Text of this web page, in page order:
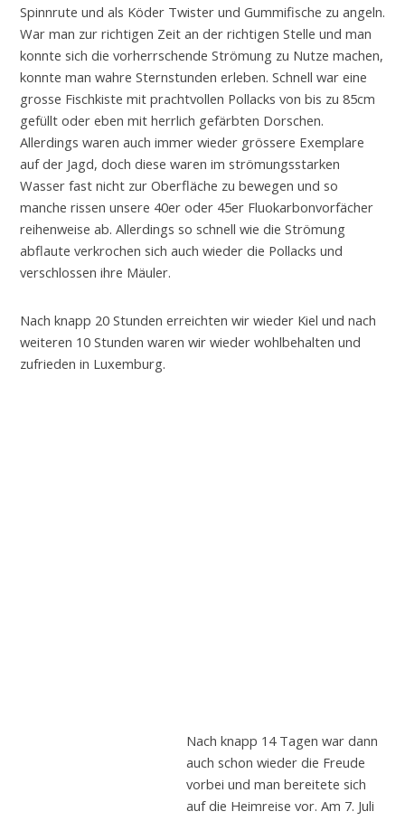
Spinnrute und als Köder Twister und Gummifische zu angeln.
War man zur richtigen Zeit an der richtigen Stelle und man
konnte sich die vorherrschende Strömung zu Nutze machen,
konnte man wahre Sternstunden erleben. Schnell war eine
grosse Fischkiste mit prachtvollen Pollacks von bis zu 85cm
gefüllt oder eben mit herrlich gefärbten Dorschen.
Allerdings waren auch immer wieder grössere Exemplare
auf der Jagd, doch diese waren im strömungsstarken
Wasser fast nicht zur Oberfläche zu bewegen und so
manche rissen unsere 40er oder 45er Fluokarbonvorfächer
reihenweise ab. Allerdings so schnell wie die Strömung
abflaute verkrochen sich auch wieder die Pollacks und
verschlossen ihre Mäuler.
Nach knapp 20 Stunden erreichten wir wieder Kiel und nach
weiteren 10 Stunden waren wir wieder wohlbehalten und
zufrieden in Luxemburg.
Nach knapp 14 Tagen war dann
auch schon wieder die Freude
vorbei und man bereitete sich
auf die Heimreise vor. Am 7. Juli